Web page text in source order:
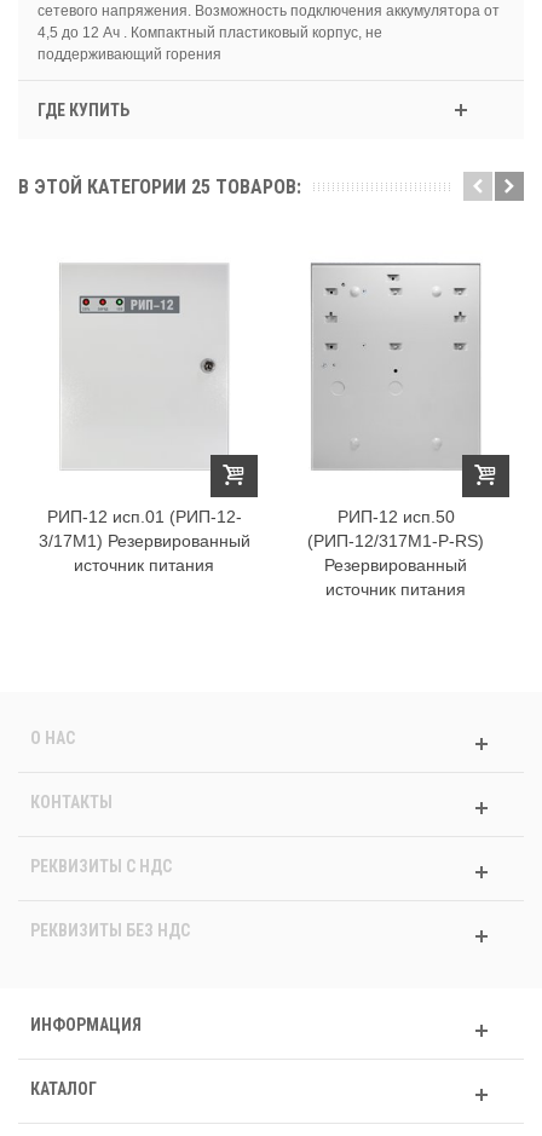
сетевого напряжения. Возможность подключения аккумулятора от
4,5 до 12 Ач . Компактный пластиковый корпус, не
поддерживающий горения
ГДЕ КУПИТЬ
В ЭТОЙ КАТЕГОРИИ 25 ТОВАРОВ:
РИП-12 исп.01 (РИП-12-
3/17М1) Резервированный
источник питания
РИП-12 исп.50
(РИП-12/317М1-Р-RS)
Резервированный
источник питания
О НАС
КОНТАКТЫ
РЕКВИЗИТЫ C НДС
РЕКВИЗИТЫ БЕЗ НДС
ИНФОРМАЦИЯ
КАТАЛОГ